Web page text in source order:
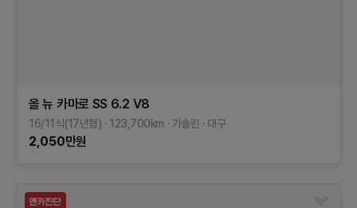
올 뉴 카마로 SS 6.2 V8
16/11식(17년형) 123,700km 가솔린 대구
2,050만원